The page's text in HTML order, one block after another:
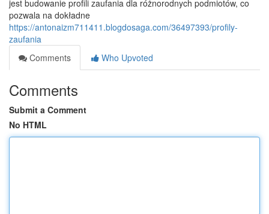
jest budowanie profili zaufania dla różnorodnych podmiotów, co
pozwala na dokładne
https://antonaizm711411.blogdosaga.com/36497393/profily-
zaufania
Comments
Who Upvoted
Comments
Submit a Comment
No HTML